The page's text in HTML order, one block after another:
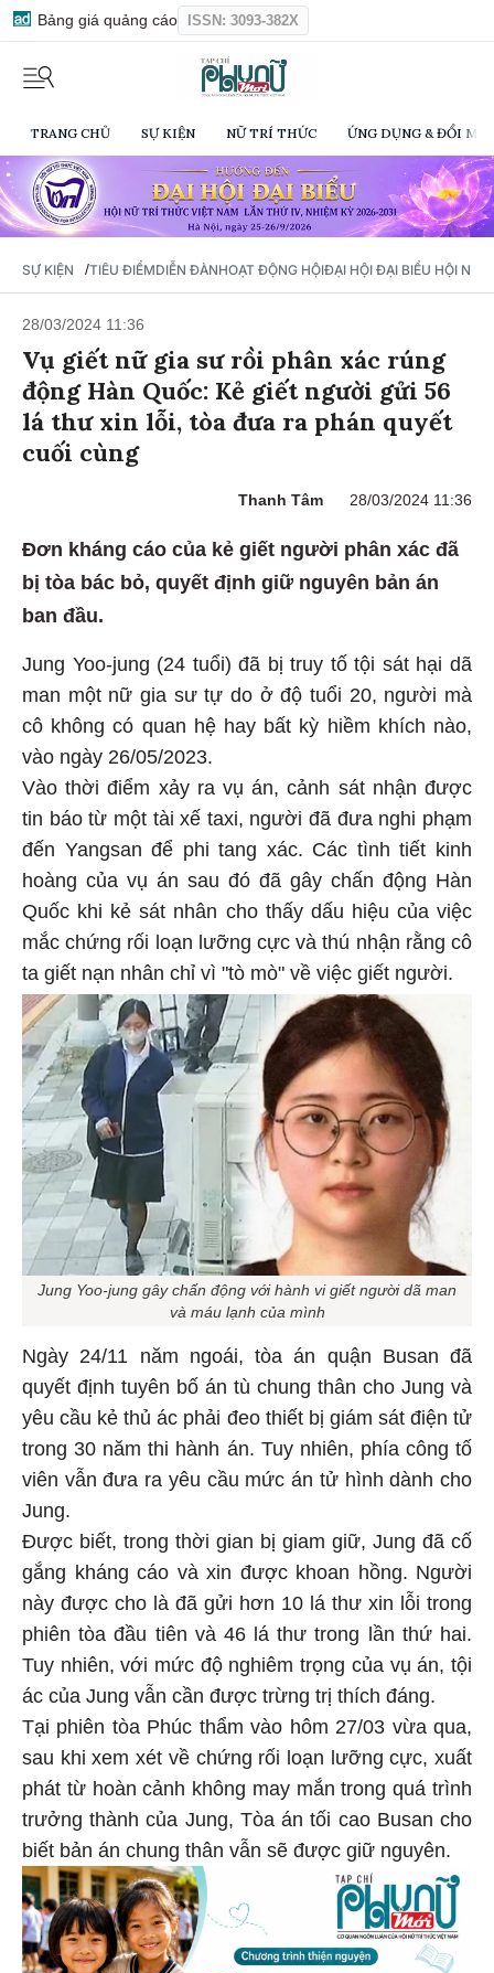
Bảng giá quảng cáo ISSN: 3093-382X
TRANG CHỦ SỰ KIỆN NỮ TRÍ THỨC ỨNG DỤNG & ĐỔI
SỰ KIỆN /TIÊU ĐIỂMDIỄN ĐÀNHOẠT ĐỘNG HỘIĐẠI HỘI ĐẠI BIỂU HỘI NỮ
28/03/2024 11:36
Vụ giết nữ gia sư rồi phân xác rúng
động Hàn Quốc: Kẻ giết người gửi 56
lá thư xin lỗi, tòa đưa ra phán quyết
cuối cùng
Thanh Tâm 28/03/2024 11:36
Đơn kháng cáo của kẻ giết người phân xác đã
bị tòa bác bỏ, quyết định giữ nguyên bản án
ban đầu.
Jung Yoo-jung (24 tuổi) đã bị truy tố tội sát hại dã
man một nữ gia sư tự do ở độ tuổi 20, người mà
cô không có quan hệ hay bất kỳ hiềm khích nào,
vào ngày 26/05/2023.
Vào thời điểm xảy ra vụ án, cảnh sát nhận được
tin báo từ một tài xế taxi, người đã đưa nghi phạm
đến Yangsan để phi tang xác. Các tình tiết kinh
hoàng của vụ án sau đó đã gây chấn động Hàn
Quốc khi kẻ sát nhân cho thấy dấu hiệu của việc
mắc chứng rối loạn lưỡng cực và thú nhận rằng cô
ta giết nạn nhân chỉ vì "tò mò" về việc giết người.
Jung Yoo-jung gây chấn động với hành vi giết người dã man
và máu lạnh của mình
Ngày 24/11 năm ngoái, tòa án quận Busan đã
quyết định tuyên bố án tù chung thân cho Jung và
yêu cầu kẻ thủ ác phải đeo thiết bị giám sát điện tử
trong 30 năm thi hành án. Tuy nhiên, phía công tố
viên vẫn đưa ra yêu cầu mức án tử hình dành cho
Jung.
Được biết, trong thời gian bị giam giữ, Jung đã cố
gắng kháng cáo và xin được khoan hồng. Người
này được cho là đã gửi hơn 10 lá thư xin lỗi trong
phiên tòa đầu tiên và 46 lá thư trong lần thứ hai.
Tuy nhiên, với mức độ nghiêm trọng của vụ án, tội
ác của Jung vẫn cần được trừng trị thích đáng.
Tại phiên tòa Phúc thẩm vào hôm 27/03 vừa qua,
sau khi xem xét về chứng rối loạn lưỡng cực, xuất
phát từ hoàn cảnh không may mắn trong quá trình
trưởng thành của Jung, Tòa án tối cao Busan cho
biết bản án chung thân vẫn sẽ được giữ nguyên.